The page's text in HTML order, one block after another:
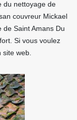
du nettoyage de
couvreur Mickael
Saint Amans Du
Si vous voulez
web.